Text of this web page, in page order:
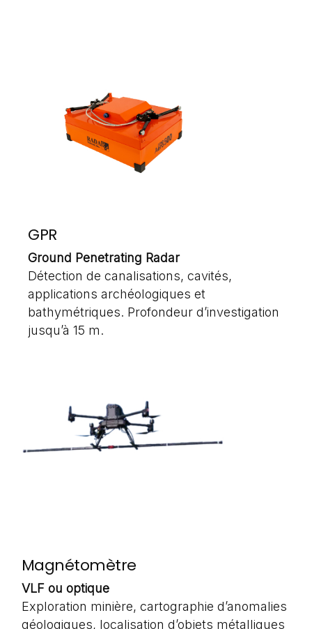
GPR
Ground Penetrating Radar
Détection de canalisations, cavités,
applications archéologiques et
bathymétriques. Profondeur d’investigation
jusqu’à 15 m.
Magnétomètre
VLF ou optique
Exploration minière, cartographie d’anomalies
géologiques, localisation d’objets métalliques